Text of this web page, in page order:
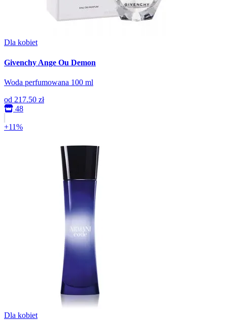
Dla kobiet
Givenchy Ange Ou Demon
Woda perfumowana 100 ml
od 217.50 zł
48
+11%
Dla kobiet